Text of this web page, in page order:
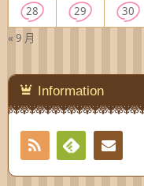
« 9 月
28 29 30
Information
RSS
Feedly